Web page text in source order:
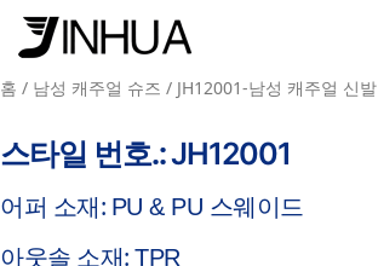
홈 / 남성 캐주얼 슈즈 / JH12001-남성 캐주얼 신발
스타일 번호.:JH12001
어퍼 소재: PU & PU 스웨이드
아웃솔 소재: TPR